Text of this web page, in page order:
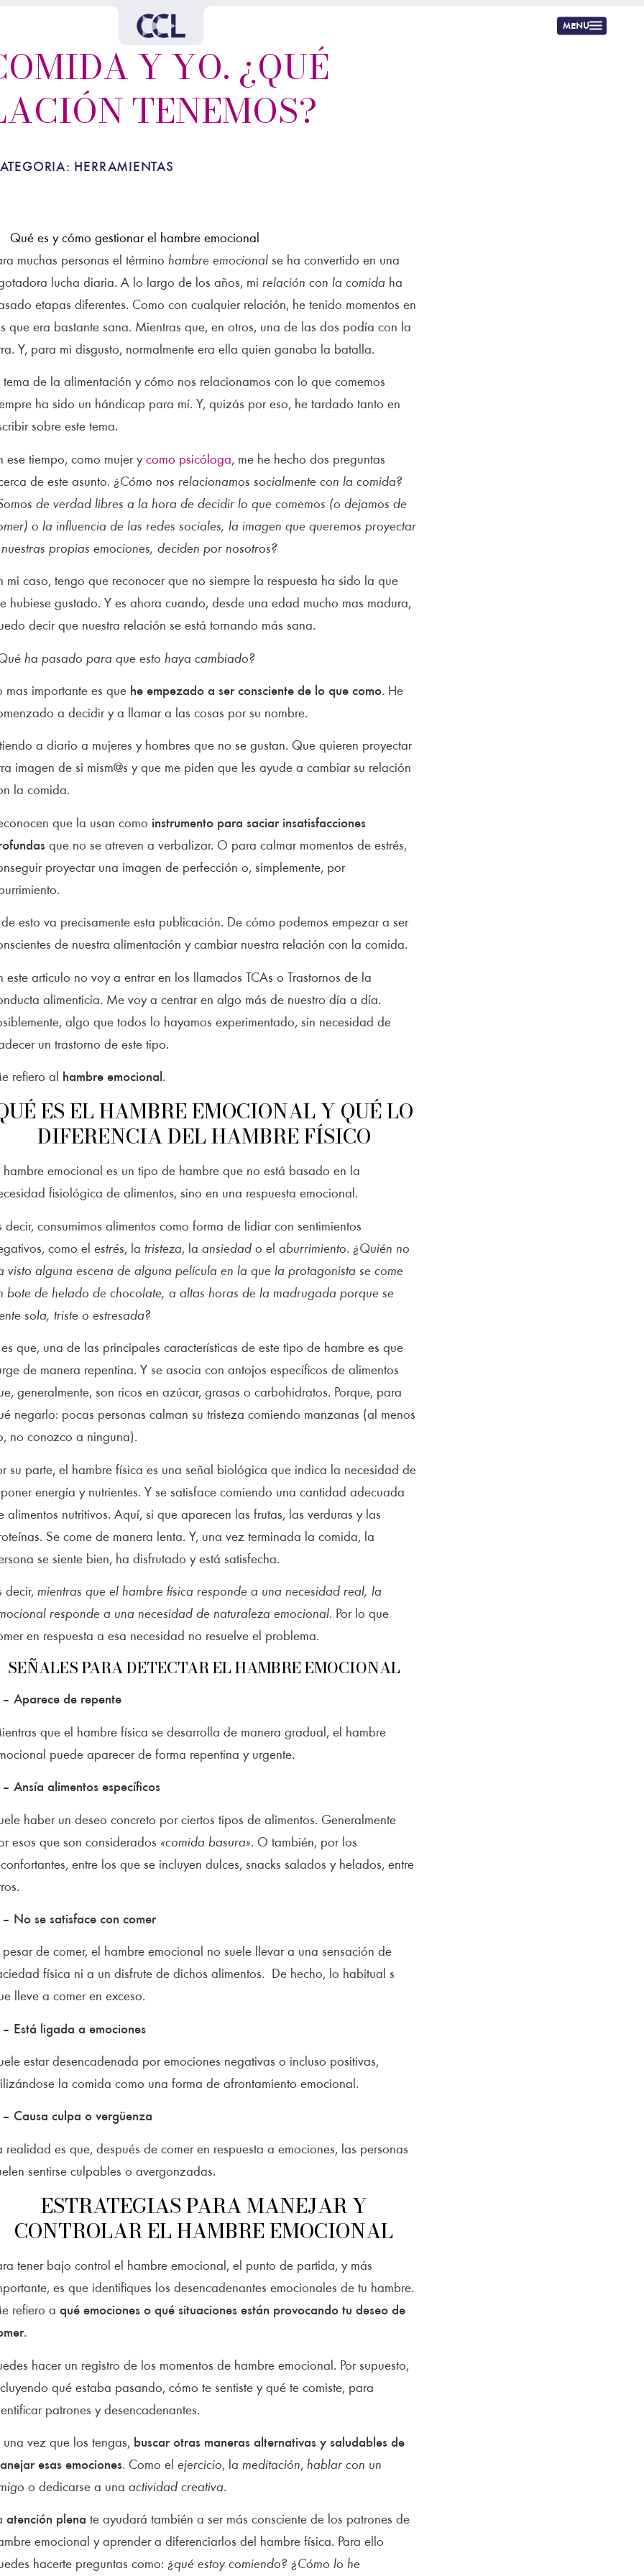
menu
Y YO. ¿QUÉ
TENEMOS?
HERRAMIENTAS
muchas personas el término hambre emocionalse ha convertido en una
lucha diaria. A lo largo de los años, mi relación con la comida ha
etapas diferentes. Como con cualquier relación, he tenido momentos en
que era bastante sana. Mientras que, en otros, una de las dos podía con la
Y, para mi disgusto, normalmente era ella quien ganaba la batalla.
tema de la alimentación y cómo nos relacionamos con lo que comemos
ha sido un hándicap para mí. Y, quizás por eso, he tardado tanto en
sobre este tema.
ese tiempo, como mujer y como psicóloga, me he hecho dos preguntas
de este asunto. ¿Cómo nos relacionamos socialmente con la comida?
de verdad libres a la hora de decidir lo que comemos (o dejamos de
o la influencia de las redes sociales, la imagen que queremos proyectar
propias emociones, deciden por nosotros?
mi caso, tengo que reconocer que no siempre la respuesta ha sido la que
hubiese gustado. Y es ahora cuando, desde una edad mucho mas madura,
decir que nuestra relación se está tornando más sana.
ha pasado para que esto haya cambiado?
mas importante es que he empezado a ser consciente de lo que como. He
a decidir y a llamar a las cosas por su nombre.
a diario a mujeres y hombres que no se gustan. Que quieren proyectar
imagen de si mism@s y que me piden que les ayude a cambiar su relación
la comida.
que la usan como instrumento para saciar insatisfacciones
que no se atreven a verbalizar. O para calmar momentos de estrés,
proyectar una imagen de perfección o, simplemente, por
de esto va precisamente esta publicación. De cómo podemos empezar a ser
de nuestra alimentación y cambiar nuestra relación con la comida.
este articulo no voy a entrar en los llamados TCAs o Trastornos de la
alimenticia. Me voy a centrar en algo más de nuestro día a día.
algo que todos lo hayamos experimentado, sin necesidad de
un trastorno de este tipo.
refiero al hambre emocional.
ES EL HAMBRE EMOCIONAL Y QUÉ LO
DIFERENCIA DEL HAMBRE FÍSICO
hambre emocional es un tipo de hambre que no está basado en la
fisiológica de alimentos, sino en una respuesta emocional.
decir, consumimos alimentos como forma de lidiar con sentimientos
como el estrés, la tristeza, la ansiedado el aburrimiento. ¿Quién no
visto alguna escena de alguna película en la que la protagonista se come
bote de helado de chocolate, a altas horas de la madrugada porque se
sola, triste o estresada?
es que, una de las principales características de este tipo de hambre es que
de manera repentina. Y se asocia con antojos específicos de alimentos
generalmente, son ricos en azúcar, grasas o carbohidratos. Porque, para
negarlo: pocas personas calman su tristeza comiendo manzanas (al menos
no conozco a ninguna).
su parte, el hambre física es una señal biológica que indica la necesidad de
energía y nutrientes. Y se satisface comiendo una cantidad adecuada
alimentos nutritivos. Aquí, si que aparecen las frutas, las verduras y las
Se come de manera lenta. Y, una vez terminada la comida, la
se siente bien, ha disfrutado y está satisfecha.
decir, mientras que el hambre física responde a una necesidad real, la
responde a una necesidad de naturaleza emocional. Por lo que
en respuesta a esa necesidad no resuelve el problema.
SEÑALES PARA DETECTAR EL HAMBRE EMOCIONAL
– Aparece de repente
que el hambre física se desarrolla de manera gradual, el hambre
puede aparecer de forma repentina y urgente.
Ansía alimentos específicos
haber un deseo concreto por ciertos tipos de alimentos. Generalmente
esos que son considerados «comida basura». O también, por los
entre los que se incluyen dulces, snacks salados y helados, entre
No se satisface con comer
de comer, el hambre emocional no suele llevar a una sensación de
física ni a un disfrute de dichos alimentos. De hecho, lo habitual s
lleve a comer en exceso.
Está ligada a emociones
estar desencadenada por emociones negativas o incluso positivas,
la comida como una forma de afrontamiento emocional.
Causa culpa o vergüenza
realidad es que, después de comer en respuesta a emociones, las personas
sentirse culpables o avergonzadas.
ESTRATEGIAS PARA MANEJAR Y
CONTROLAR EL HAMBRE EMOCIONAL
tener bajo control el hambre emocional, el punto de partida, y más
es que identifiques los desencadenantes emocionales de tu hambre.
refiero a qué emociones o qué situaciones están provocando tu deseo de
.
hacer un registro de los momentos de hambre emocional. Por supuesto,
qué estaba pasando, cómo te sentiste y qué te comiste, para
patrones y desencadenantes.
una vez que los tengas, buscar otras maneras alternativas y saludables de
esas emociones. Como el ejercicio, la meditación, hablar con un
o dedicarse a una actividad creativa.
atención plena te ayudará también a ser más consciente de los patrones de
emocional y aprender a diferenciarlos del hambre física. Para ello
hacerte preguntas como: ¿qué estoy comiendo? ¿Cómo lo he